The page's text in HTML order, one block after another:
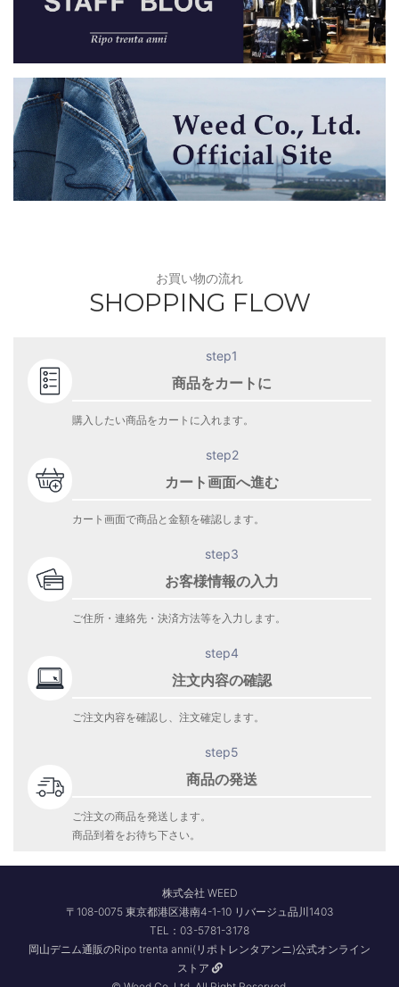
お買い物の流れ
SHOPPING FLOW
step1
商品をカートに
購入したい商品をカートに入れます。
step2
カート画面へ進む
カート画面で商品と金額を確認します。
step3
お客様情報の入力
ご住所・連絡先・決済方法等を入力します。
step4
注文内容の確認
ご注文内容を確認し、注文確定します。
step5
商品の発送
ご注文の商品を発送します。
商品到着をお待ち下さい。
株式会社 WEED
〒108-0075 東京都港区港南4-1-10 リバージュ品川1403
TEL：03-5781-3178
岡山デニム通販のRipo trenta anni(リポトレンタアンニ)公式オンライン
ストア